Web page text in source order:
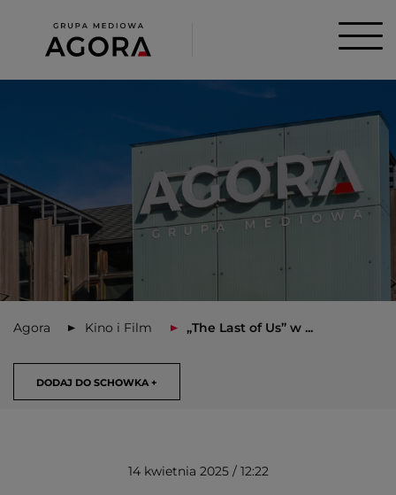
Agora Kino i Film „The Last of Us” w ...
DODAJ DO SCHOWKA +
14 kwietnia 2025 / 12:22